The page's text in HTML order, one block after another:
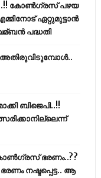
കോണ്‍ഗ്രസ് പഴയ
ഏറ്റുമുട്ടാന്‍
പദ്ധതി
ബിജെപി..!!
ഭരണം..??
ഭരണം നഷ്ടപ്പെട്ട.. ആ